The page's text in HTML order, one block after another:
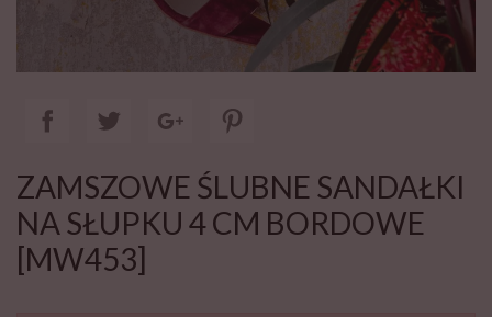
ZAMSZOWE ŚLUBNE SANDAŁKI
NA SŁUPKU 4 CM BORDOWE
[MW453]